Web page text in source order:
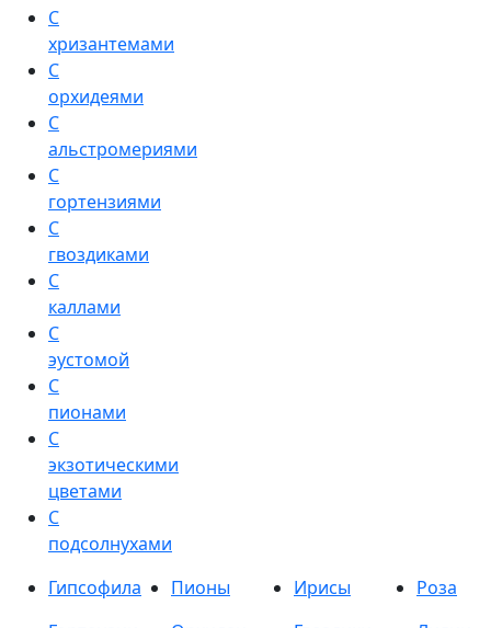
С
хризантемами
С
орхидеями
С
альстромериями
С
гортензиями
С
гвоздиками
С
каллами
С
эустомой
С
пионами
С
экзотическими
цветами
С
подсолнухами
Гипсофила
Пионы Ирисы
Роза